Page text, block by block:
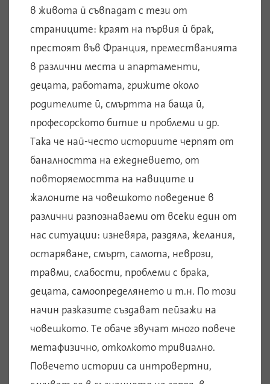
в живота й съвпадат с тези от
страниците: краят на първия й брак,
престоят във Франция, преместванията
в различни места и апартаменти,
децата, работата, грижите около
родителите й, смъртта на баща й,
професорското битие и проблеми и др.
Така че най-често историите черпят от
баналността на ежедневието, от
повторяемостта на навиците и
жалоните на човешкото поведение в
различни разпознаваеми от всеки един от
нас ситуации: изневяра, раздяла, желания,
остаряване, смърт, самота, неврози,
травми, слабости, проблеми с брака,
децата, самоопределянето и т.н. По този
начин разказите създават пейзажи на
човешкото. Те обаче звучат много повече
метафизично, отколкото тривиално.
Повечето истории са интровертни,